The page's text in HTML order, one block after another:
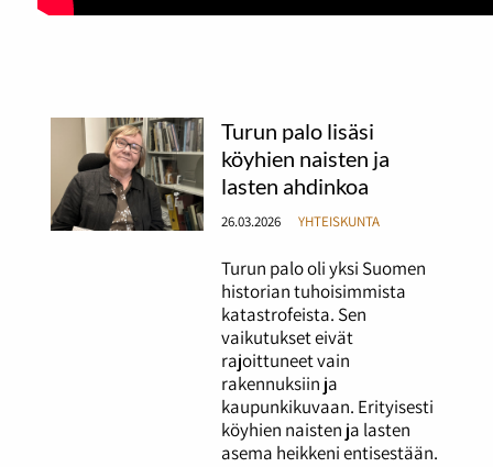
Turun palo lisäsi
köyhien naisten ja
lasten ahdinkoa
26.03.2026 YHTEISKUNTA
Turun palo oli yksi Suomen
historian tuhoisimmista
katastrofeista. Sen
vaikutukset eivät
rajoittuneet vain
rakennuksiin ja
kaupunkikuvaan. Erityisesti
köyhien naisten ja lasten
asema heikkeni entisestään.